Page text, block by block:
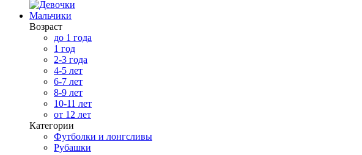
Мальчики
Возраст
до 1 года
1 год
2-3 года
4-5 лет
6-7 лет
8-9 лет
10-11 лет
от 12 лет
Категории
Футболки и лонгсливы
Рубашки